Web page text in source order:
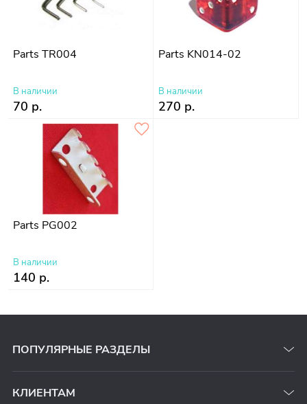
Parts TR004
В наличии
70 р.
Parts KN014-02
В наличии
270 р.
Parts PG002
В наличии
140 р.
ПОПУЛЯРНЫЕ РАЗДЕЛЫ
КЛИЕНТАМ